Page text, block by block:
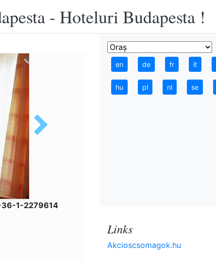
- Hoteluri Budapesta !
36-1-2279614
en de fr it
hu pl nl se
Links
Akcioscsomagok.hu